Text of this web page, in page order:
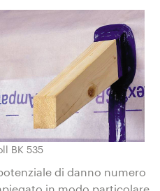
BK 535
di danno numero